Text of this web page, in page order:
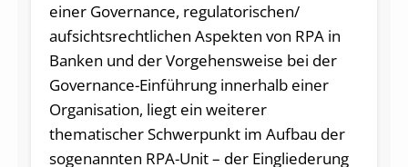
einer Governance, regulatorischen/
aufsichtsrechtlichen Aspekten von RPA in
Banken und der Vorgehensweise bei der
Governance-Einführung innerhalb einer
Organisation, liegt ein weiterer
thematischer Schwerpunkt im Aufbau der
sogenannten RPA-Unit – der Eingliederung